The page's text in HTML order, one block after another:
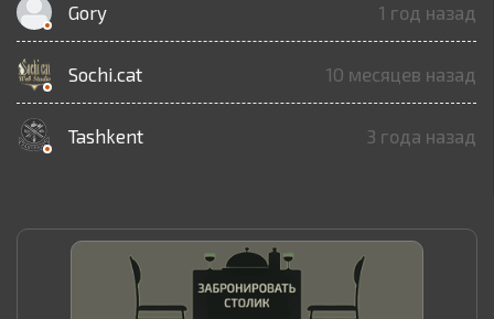
Gory 1 год назад
Sochi.cat 10 месяцев назад
Tashkent 3 года назад